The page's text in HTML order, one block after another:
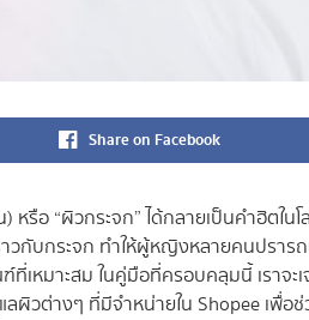
Share on Facebook
หรือ “ผิวกระจก” ได้กลายเป็นคำฮิตใ
ราวกับกระจก ทำให้ผู้หญิงหลายคนปรา
เหมาะสม ในคู่มือที่ครอบคลุมนี้ เราจะ
ผิวต่างๆ ที่มีจำหน่ายใน Shopee เพื่